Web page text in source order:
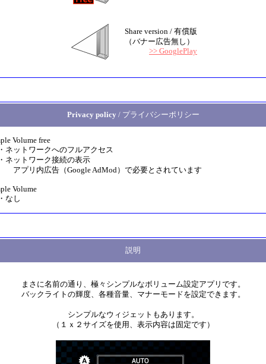
Share version / 有償版
（バナー広告無し）
>> GooglePlay
Privacy policy / プライバシーポリシー
Volume free
ットワークへのフルアクセス
ットワーク接続の表示
リ内広告（Google AdMod）で必要とされています
Volume
し
説明
まさに名前の通り、極々シンプルなボリューム設定アプリです。
バックライトの輝度、各種音量、マナーモードを設定できます。
シンプルなウィジェットもあります。
（１ｘ２サイズを使用、表示内容は固定です）